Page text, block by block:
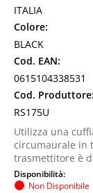
ITALIA
Colore:
BLACK
Cod. EAN:
0615104338531
Cod. Produttore:
RS175U
Utilizza una
circumaurale in
trasmettitore è
Disponibilità:
Non Disponibile